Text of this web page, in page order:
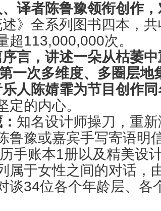
译者陈鲁豫领衔创作
述》全系列图书四本，
超113,000,000次。
言，讲述一朵从枯萎
一次多维度、多圈层地
人陈婧霏为节目创作同
的内心。
知名设计师操刀，重
鲁豫或嘉宾手写寄语明
手账本1册以及精美设
属于女性之间的对话，
谈34位各个年龄层、各